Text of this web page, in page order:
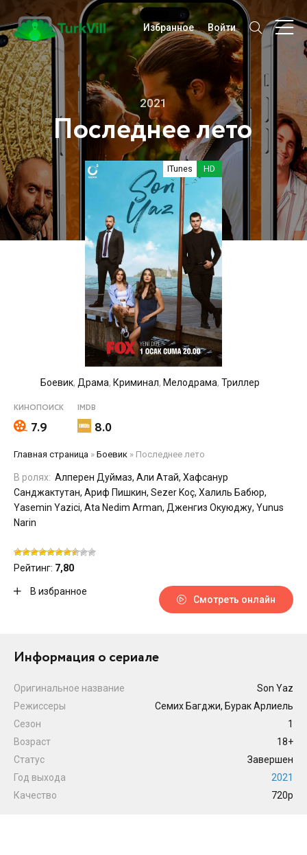
Избранное Войти
Последнее лето
ITunes HD
2021
Боевик, Драма, Криминал, Мелодрама, Триллер
КИНОПОИСК
7.9
IMDB
8.0
Главная страница » Боевик » Последнее лето
В ролях: Алперен Дуймаз, Али Атай, Хафсанур
Санджактутан, Ариф Пишкин, Sezer Koç, Халиль Бабюр,
Yasemin Yazici, Ata Nedim Arman, Дженгиз Окуюджу, Yunus
Narin
Рейтинг: 7,80
В избранное
Смотреть онлайн
Информация о сериале
Оригинальное название
Son Yaz
Режиссеры
Семих Багджи, Бурак Арлиель
Сезон
1
Возраст
18+
Статус
Завершен
Год выхода
2021
Качество
720p